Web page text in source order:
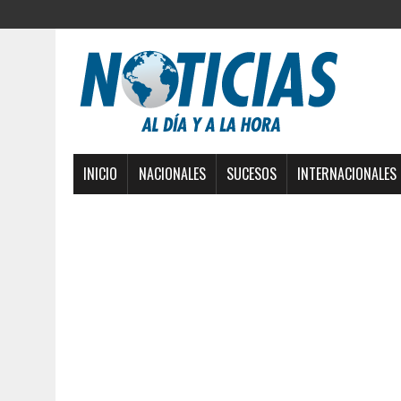
INICIO NACIONALES SUCESOS INTERNACIONALES